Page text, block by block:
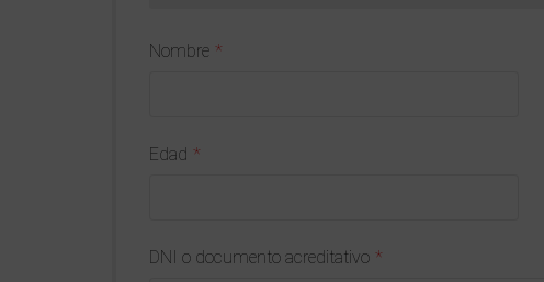
Nombre
Edad
DNI o documento acreditativo